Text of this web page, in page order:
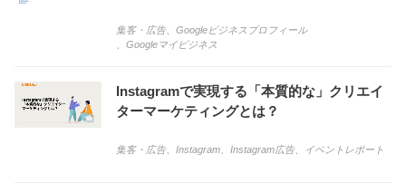
集客・広告、 Googleビジネスプロフィール
Googleマイビジネス
Instagramで実現する「本質的な」クリエイ
ターマーケティングとは？
集客・広告、 Instagram Instagram広告、 イベントレポート